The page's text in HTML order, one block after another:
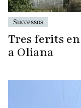
Successos
Tres ferits
a Oliana